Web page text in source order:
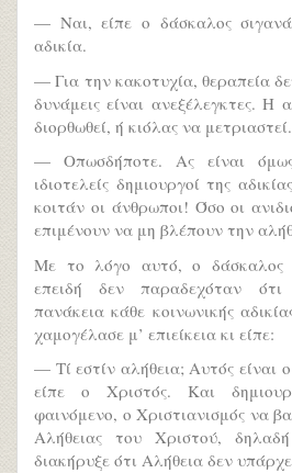
— Ναι, είπε ο δάσκαλος
αδικία.
— Για την κακοτυχία, θεραπεία
δυνάμεις είναι ανεξέλεγκτες. Η
διορθωθεί, ή κιόλας να μετριαστεί.
— Οπωσδήποτε. Ας είναι
ιδιοτελείς δημιουργοί της
κοιτάν οι άνθρωποι! Όσο οι
επιμένουν να μη βλέπουν την
Με το λόγο αυτό, ο δάσκαλος
επειδή δεν παραδεχόταν
πανάκεια κάθε κοινωνικής
χαμογέλασε μ’ επιείκεια κι είπε:
— Τί εστίν αλήθεια; Αυτός είναι
είπε ο Χριστός. Και
φαινόμενο, ο Χριστιανισμός να
Αλήθειας του Χριστού,
διακήρυξε ότι Αλήθεια δεν